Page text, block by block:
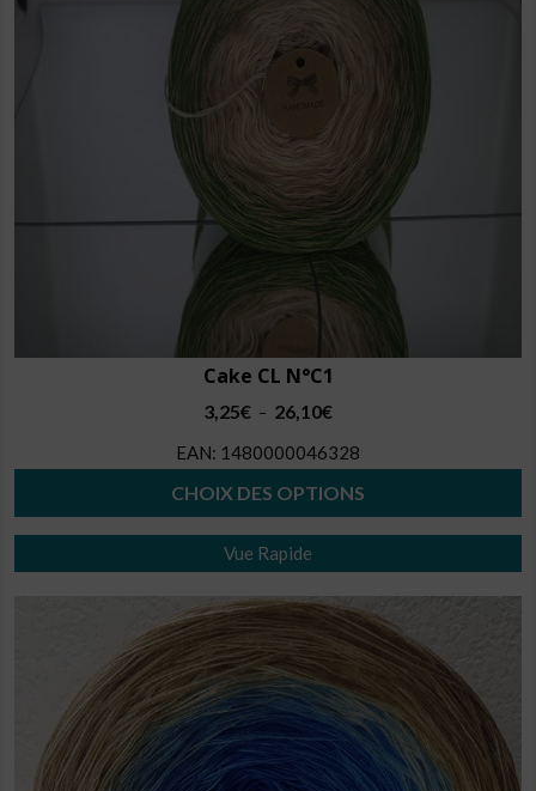
Cake CL N°C1
3,25€ – 26,10€
prix :
3,25€
à
EAN: 1480000046328
CHOIX DES OPTIONS
Ce
options
peuvent
Vue Rapide